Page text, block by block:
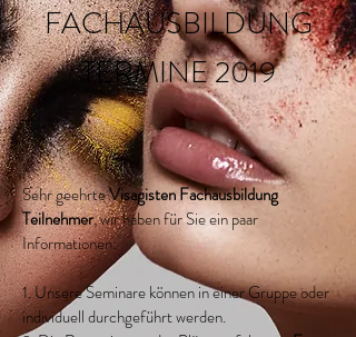
FACHAUSBILDUNG
TERMINE 2019
Sehr geehrteVisagisten Fachausbildung
Teilnehmer, wir haben für Sie ein paar
Informationen:
1. Unsere Seminare können in einer Gruppe oder
individuell durchgeführt werden.